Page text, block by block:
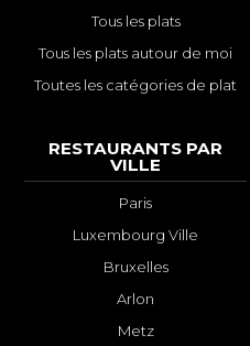
Tous les plats
Tous les plats autour de moi
Toutes les catégories de plat
RESTAURANTS PAR
VILLE
Paris
Luxembourg Ville
Bruxelles
Arlon
Metz